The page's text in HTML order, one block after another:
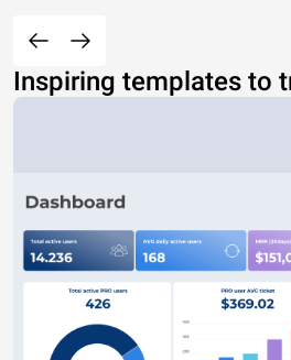
Inspiring templates to